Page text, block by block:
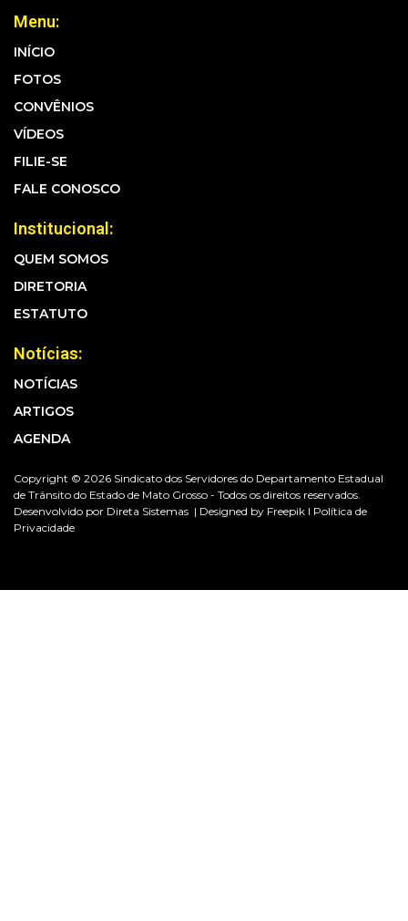
Menu:
INÍCIO
FOTOS
CONVÊNIOS
VÍDEOS
FILIE-SE
FALE CONOSCO
Institucional:
QUEM SOMOS
DIRETORIA
ESTATUTO
Notícias:
NOTÍCIAS
ARTIGOS
AGENDA
Copyright © 2026 Sindicato dos Servidores do Departamento Estadual
de Trânsito do Estado de Mato Grosso - Todos os direitos reservados.
Desenvolvido por Direta Sistemas | Designed by Freepik I Política de
Privacidade